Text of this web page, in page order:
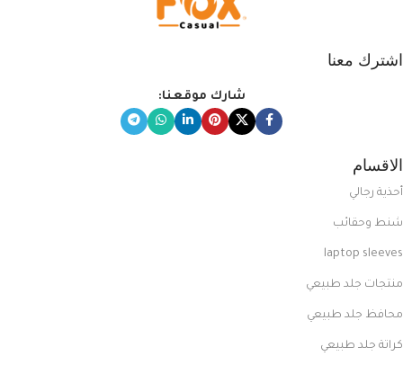
اشترك معنا
شارك موقعنا:
الاقسام
أحذية رجالي
شنط وحقائب
laptop sleeves
منتجات جلد طبيعي
محافظ جلد طبيعي
كراتة جلد طبيعي